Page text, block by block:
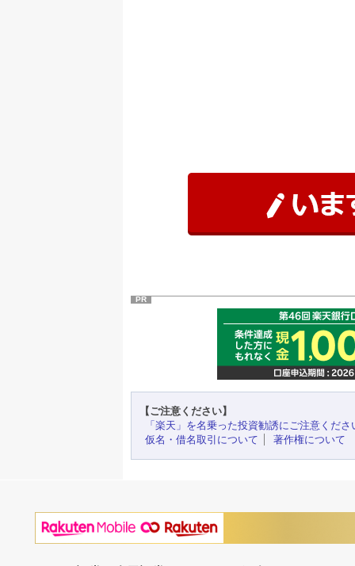
PR
【ご注意ください】
「楽天」を名乗った投資勧誘にご注意くださ
仮名・借名取引について
著作権について